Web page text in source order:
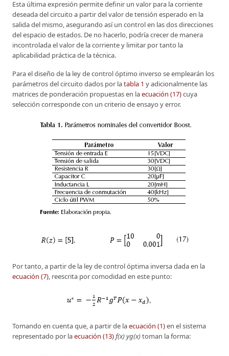
Esta última expresión permite definir un valor para la corriente
deseada del circuito a partir del valor de tensión esperado en la
salida del mismo, asegurando así un control en las dos direcciones
del espacio de estados. De no hacerlo, podría crecer de manera
incontrolada el valor de la corriente y limitar por tanto la
aplicabilidad práctica de la técnica.
Para el diseño de la ley de control óptimo inverso se emplearán los
parámetros del circuito dados por latabla 1 y adicionalmente las
matrices de ponderación propuestas en laecuación (17)cuya
selección corresponde con un criterio de ensayo y error.
Por tanto, a partir de la ley de control óptima inversa dada en la
ecuación (7), reescrita por comodidad en este punto:
Tomando en cuenta que, a partir de laecuación (1)en el sistema
representado por laecuación (13)f(x) yg(x)toman la forma: